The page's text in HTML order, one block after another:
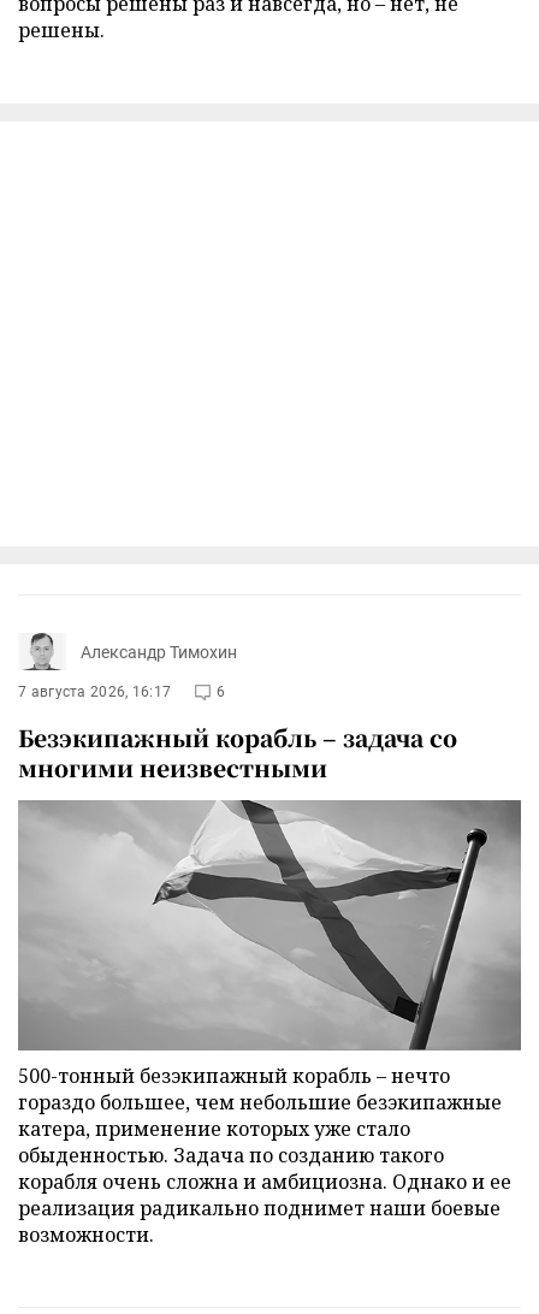
решены.
Александр Тимохин
7 августа 2026, 16:17 6
Безэкипажный корабль – задача со
многими неизвестными
500-тонный безэкипажный корабль – нечто
гораздо большее, чем небольшие безэкипажные
катера, применение которых уже стало
обыденностью. Задача по созданию такого
корабля очень сложна и амбициозна. Однако и ее
реализация радикально поднимет наши боевые
возможности.